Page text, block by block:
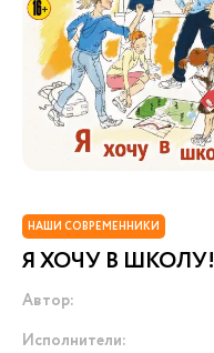
НАШИ СОВРЕМЕННИКИ
Я ХОЧУ В ШКОЛУ!
Автор:
Исполнители: